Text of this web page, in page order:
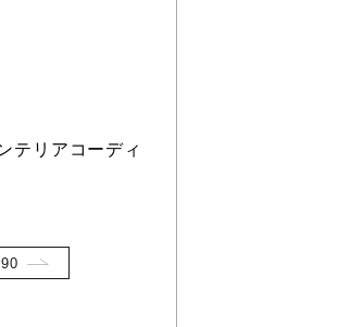
テリアコーディ